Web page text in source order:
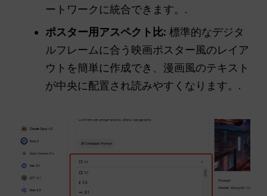
ートワークに統合できます。.
ポスター用アスペクト比: 標準的なデジタ
ルフレームに合う映画ポスター風のレイア
ウトを簡単に作成でき、漫画風のテキスト
が中央に配置され読みやすくなります。.